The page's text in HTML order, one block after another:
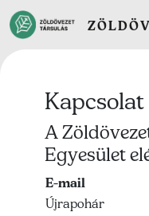
Ugrás a tartalomra
Kapcsolat
A
Egyesület
E-mail
Újrapohár